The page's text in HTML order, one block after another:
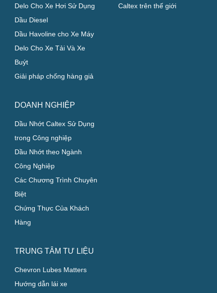
Delo Cho Xe Hơi Sử Dụng
Dầu Diesel
Dầu Havoline cho Xe Máy
Delo Cho Xe Tải Và Xe
Buýt
Giải pháp chống hàng giả
DOANH NGHIỆP
Dầu Nhớt Caltex Sử Dụng
trong Công nghiệp
Dầu Nhớt theo Ngành
Công Nghiệp
Các Chương Trình Chuyên
Biệt
Chứng Thực Của Khách
Hàng
TRUNG TÂM TƯ LIỆU
Chevron Lubes Matters
Hướng dẫn lái xe
Caltex trên thế giới